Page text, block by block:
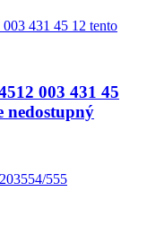
003 431 45
nedostupný